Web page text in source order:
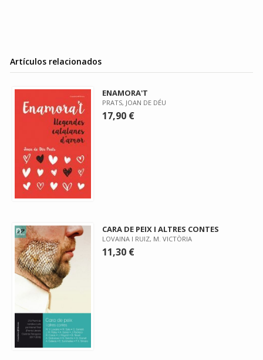
Artículos relacionados
ENAMORA'T
PRATS, JOAN DE DÉU
17,90 €
CARA DE PEIX I ALTRES CONTES
LOVAINA I RUIZ, M. VICTÒRIA
11,30 €